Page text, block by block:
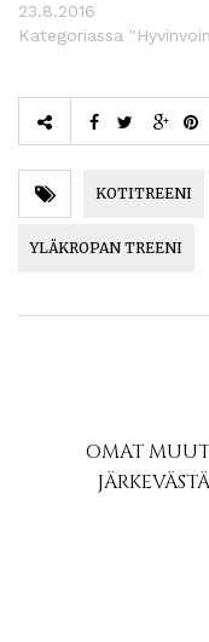
23.8.2016
Kategoriassa
KOTITREENI
YLÄKROPAN TREENI
OMAT